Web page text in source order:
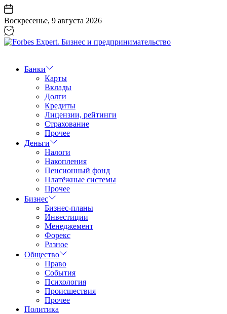
Перейти
к
содержанию
Воскресенье, 9 августа 2026
Бизнес
предпринимательство
Банки
Карты
Вклады
Долги
Кредиты
Лицензии, рейтинги
Страхование
Прочее
Деньги
Налоги
Накопления
Пенсионный фонд
Платёжные системы
Прочее
Бизнес
Бизнес-планы
Инвестиции
Менеджемент
Форекс
Разное
Общество
Право
События
Психология
Происшествия
Прочее
Политика